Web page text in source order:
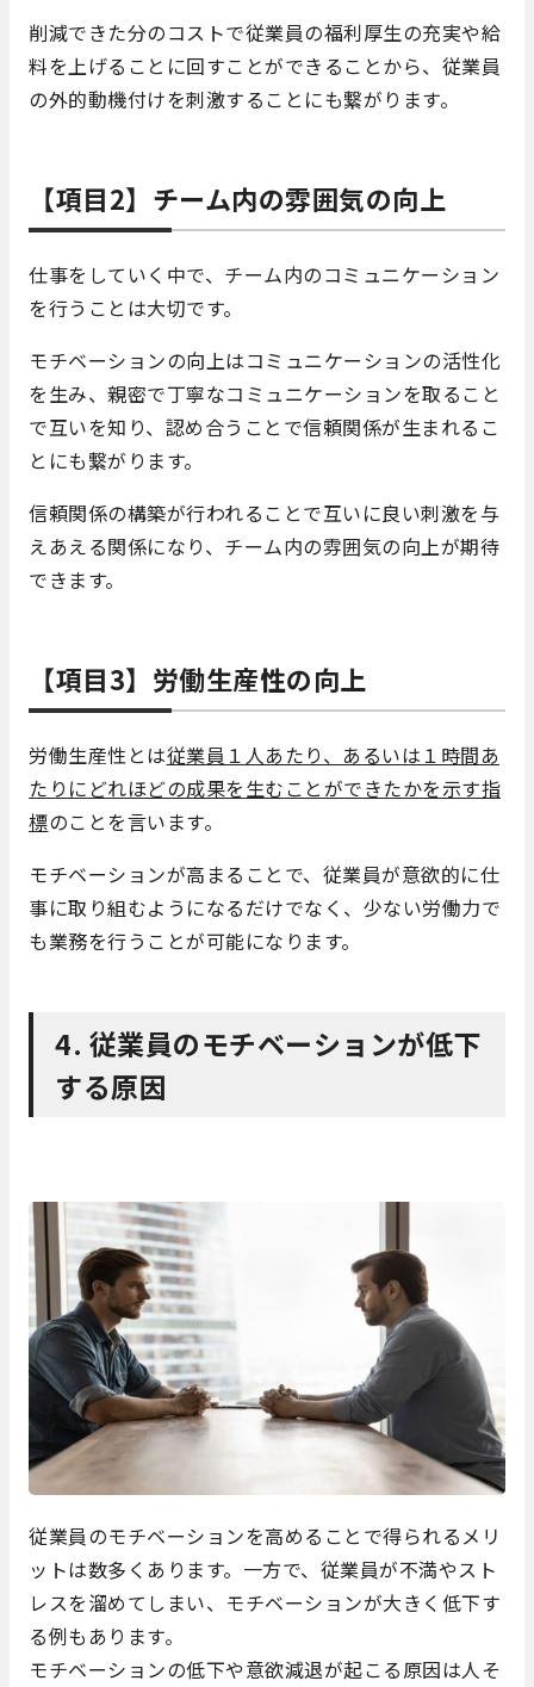
削減できた分のコストで従業員の福利厚生の充実や給
料を上げることに回すことができることから、従業員
の外的動機付けを刺激することにも繋がります。
【項目2】チーム内の雰囲気の向上
仕事をしていく中で、チーム内のコミュニケーション
を行うことは大切です。
モチベーションの向上はコミュニケーションの活性化
を生み、親密で丁寧なコミュニケーションを取ること
で互いを知り、認め合うことで信頼関係が生まれるこ
とにも繋がります。
信頼関係の構築が行われることで互いに良い刺激を与
えあえる関係になり、チーム内の雰囲気の向上が期待
できます。
【項目3】労働生産性の向上
労働生産性とは従業員１人あたり、あるいは１時間あ
たりにどれほどの成果を生むことができたかを示す指
標のことを言います。
モチベーションが高まることで、従業員が意欲的に仕
事に取り組むようになるだけでなく、少ない労働力で
も業務を行うことが可能になります。
4. 従業員のモチベーションが低下
する原因
従業員のモチベーションを高めることで得られるメリ
ットは数多くあります。一方で、従業員が不満やスト
レスを溜めてしまい、モチベーションが大きく低下す
る例もあります。
モチベーションの低下や意欲減退が起こる原因は人そ